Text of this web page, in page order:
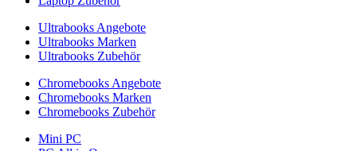
Ultrabooks Angebote
Ultrabooks Marken
Ultrabooks Zubehör
Chromebooks Angebote
Chromebooks Marken
Chromebooks Zubehör
Mini PC